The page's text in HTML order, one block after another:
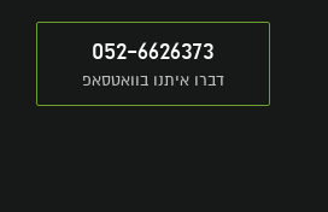
052-6626373
דברו איתנו בוואטסאפ